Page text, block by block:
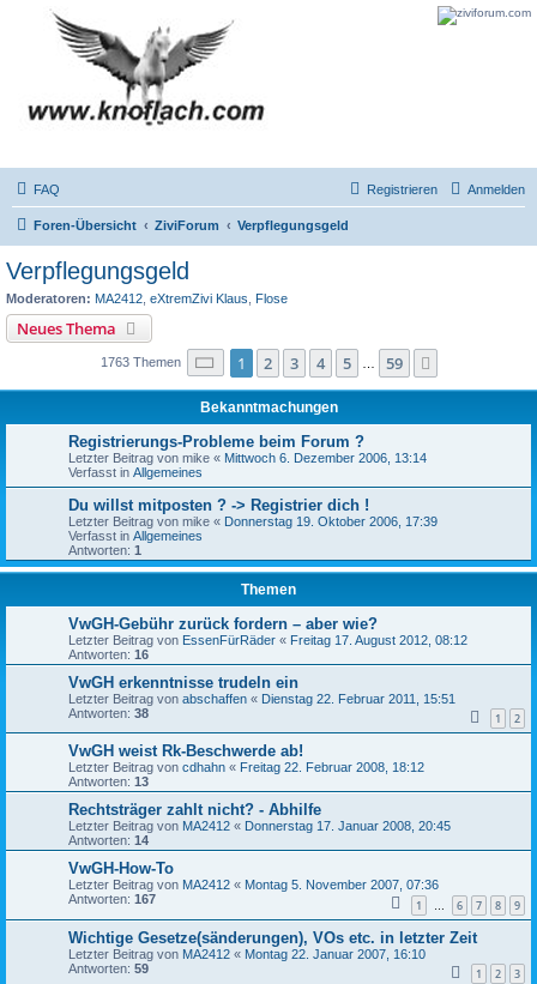
FAQ Anmelden
Registrieren
Foren-Übersicht ZiviForum Verpflegungsgeld
Verpflegungsgeld
Moderatoren: MA2412 eXtremZivi Klaus Flose
Neues Thema
1763 Themen Seite 1von 59
1 2 3 4 5 59
Bekanntmachungen
Registrierungs-Probleme beim Forum ?
Letzter Beitrag von mike « Mittwoch 6. Dezember 2006, 13:14
Verfasst in Allgemeines
Du willst mitposten ? -> Registrier dich !
Letzter Beitrag von mike « Donnerstag 19. Oktober 2006, 17:39
Verfasst in Allgemeines
Antworten: 1
Themen
VwGH-Gebühr zurück fordern – aber wie?
Letzter Beitrag von EssenFürRäder « Freitag 17. August 2012, 08:12
Antworten: 16
VwGH erkenntnisse trudeln ein
Letzter Beitrag von abschaffen « Dienstag 22. Februar 2011, 15:51
Antworten: 38 1 2
VwGH weist Rk-Beschwerde ab!
Letzter Beitrag von cdhahn « Freitag 22. Februar 2008, 18:12
Antworten: 13
Rechtsträger zahlt nicht? - Abhilfe
Letzter Beitrag von MA2412 « Donnerstag 17. Januar 2008, 20:45
Antworten: 14
VwGH-How-To
Letzter Beitrag von MA2412 « Montag 5. November 2007, 07:36
Antworten: 167 1 … 6 7 8 9
Wichtige Gesetze(sänderungen), VOs etc. in letzter Zeit
Letzter Beitrag von MA2412 « Montag 22. Januar 2007, 16:10
Antworten: 59 1 2 3